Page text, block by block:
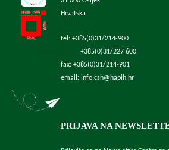
Hrvatska
tel: +385(0)31/214-900
+385(0)31/227 600
fax: +385(0)31/214-901
email: info.csh@hapih.hr
PRIJAVA NA